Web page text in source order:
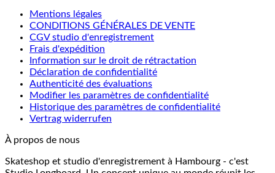
Mentions légales
CONDITIONS GÉNÉRALES DE VENTE
CGV studio d'enregistrement
Frais d'expédition
Information sur le droit de rétractation
Déclaration de confidentialité
Authenticité des évaluations
Modifier les paramètres de confidentialité
Historique des paramètres de confidentialité
Vertrag widerrufen
À propos de nous
Skateshop et studio d'enregistrement à Hambourg - c'est